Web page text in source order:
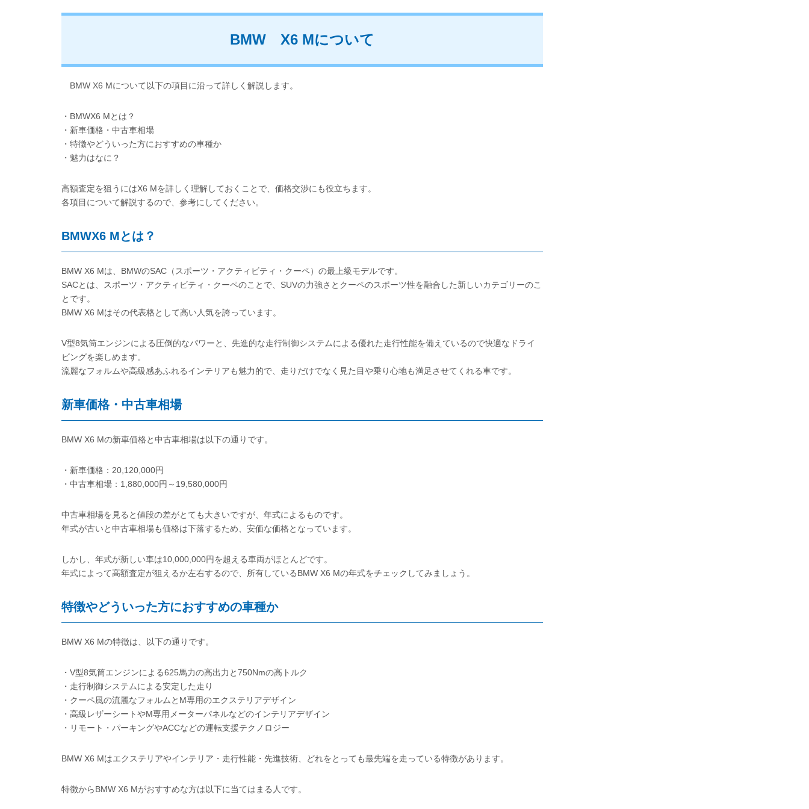
BMW X6 Mについて
BMW X6 Mについて以下の項目に沿って詳しく解説します。
・BMWX6 Mとは？
・新車価格・中古車相場
・特徴やどういった方におすすめの車種か
・魅力はなに？
高額査定を狙うにはX6 Mを詳しく理解しておくことで、価格交渉にも役立ちます。
各項目について解説するので、参考にしてください。
BMWX6 Mとは？
BMW X6 Mは、BMWのSAC（スポーツ・アクティビティ・クーペ）の最上級モデルです。
SACとは、スポーツ・アクティビティ・クーペのことで、SUVの力強さとクーペのスポーツ性を融合した新しいカテゴリーのこ
とです。
BMW X6 Mはその代表格として高い人気を誇っています。
V型8気筒エンジンによる圧倒的なパワーと、先進的な走行制御システムによる優れた走行性能を備えているので快適なドライ
ビングを楽しめます。
流麗なフォルムや高級感あふれるインテリアも魅力的で、走りだけでなく見た目や乗り心地も満足させてくれる車です。
新車価格・中古車相場
BMW X6 Mの新車価格と中古車相場は以下の通りです。
・新車価格：20,120,000円
・中古車相場：1,880,000円～19,580,000円
中古車相場を見ると値段の差がとても大きいですが、年式によるものです。
年式が古いと中古車相場も価格は下落するため、安価な価格となっています。
しかし、年式が新しい車は10,000,000円を超える車両がほとんどです。
年式によって高額査定が狙えるか左右するので、所有しているBMW X6 Mの年式をチェックしてみましょう。
特徴やどういった方におすすめの車種か
BMW X6 Mの特徴は、以下の通りです。
・V型8気筒エンジンによる625馬力の高出力と750Nmの高トルク
・走行制御システムによる安定した走り
・クーペ風の流麗なフォルムとM専用のエクステリアデザイン
・高級レザーシートやM専用メーターパネルなどのインテリアデザイン
・リモート・パーキングやACCなどの運転支援テクノロジー
BMW X6 Mはエクステリアやインテリア・走行性能・先進技術、どれをとっても最先端を走っている特徴があります。
特徴からBMW X6 Mがおすすめな方は以下に当てはまる人です。